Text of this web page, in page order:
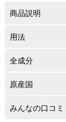
商品説明
用法
全成分
原産国
みんなの口コミ